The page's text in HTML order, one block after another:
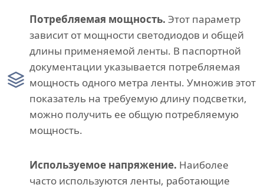
Потребляемая мощность. Этот параметр
зависит от мощности светодиодов и общей
длины применяемой ленты. В паспортной
документации указывается потребляемая
мощность одного метра ленты. Умножив этот
показатель на требуемую длину подсветки,
можно получить ее общую потребляемую
мощность.
Используемое напряжение. Наиболее
часто используются ленты, работающие